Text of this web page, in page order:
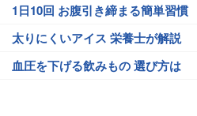
1日10回 お腹引き締まる簡単習慣
太りにくいアイス 栄養士が解説
血圧を下げる飲みもの 選び方は